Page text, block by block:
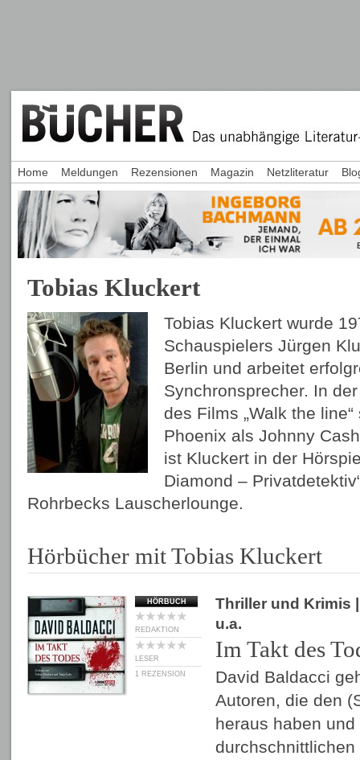
Tobias Kluckert
Tobias Kluckert wurde
Schauspielers Jürgen
Berlin und arbeitet
Synchronsprecher. In
des Films „Walk the
Phoenix als Johnny
ist Kluckert in der
Diamond –
Rohrbecks Lauscherlounge.
Hörbücher mit Tobias Kluckert
HÖRBUCH
REDAKTION
LESER
1 REZENSION
Thriller und Krimis
u.a.
Im Takt des
David Baldacci
Autoren, die den
heraus haben
Home Meldungen Rezensionen Magazin Netzliteratur